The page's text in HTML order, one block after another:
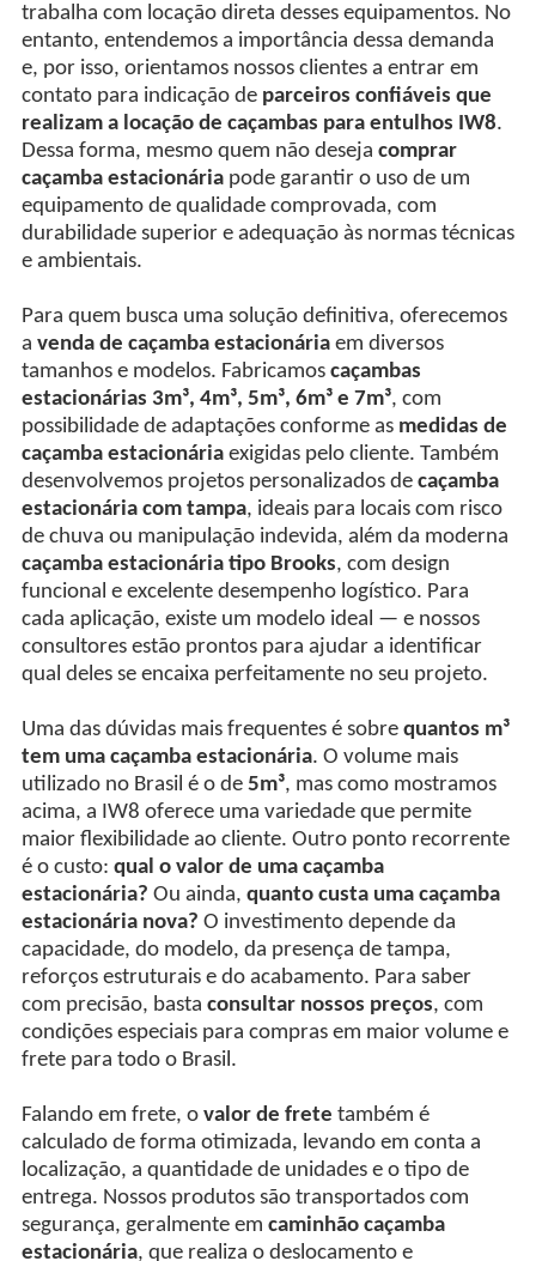
trabalha com locação direta desses equipamentos. No
entanto, entendemos a importância dessa demanda
e, por isso, orientamos nossos clientes a entrar em
contato para indicação de parceiros confiáveis que
realizam a locação de caçambas para entulhos IW8.
Dessa forma, mesmo quem não deseja comprar
caçamba estacionáriapode garantir o uso de um
equipamento de qualidade comprovada, com
durabilidade superior e adequação às normas técnicas
e ambientais.
Para quem busca uma solução definitiva, oferecemos
a venda de caçamba estacionáriaem diversos
tamanhos e modelos. Fabricamos caçambas
estacionárias 3m³, 4m³, 5m³, 6m³ e 7m³, com
possibilidade de adaptações conforme as medidas de
caçamba estacionáriaexigidas pelo cliente. Também
desenvolvemos projetos personalizados de caçamba
estacionária com tampa, ideais para locais com risco
de chuva ou manipulação indevida, além da moderna
caçamba estacionária tipo Brooks, com design
funcional e excelente desempenho logístico. Para
cada aplicação, existe um modelo ideal — e nossos
consultores estão prontos para ajudar a identificar
qual deles se encaixa perfeitamente no seu projeto.
Uma das dúvidas mais frequentes é sobre quantos m³
tem uma caçamba estacionária. O volume mais
utilizado no Brasil é o de 5m³, mas como mostramos
acima, a IW8 oferece uma variedade que permite
maior flexibilidade ao cliente. Outro ponto recorrente
é o custo: qual o valor de uma caçamba
estacionária? Ou ainda, quanto custa uma caçamba
estacionária nova? O investimento depende da
capacidade, do modelo, da presença de tampa,
reforços estruturais e do acabamento. Para saber
com precisão, basta consultar nossos preços, com
condições especiais para compras em maior volume e
frete para todo o Brasil.
Falando em frete, o valor de frete também é
calculado de forma otimizada, levando em conta a
localização, a quantidade de unidades e o tipo de
entrega. Nossos produtos são transportados com
segurança, geralmente em caminhão caçamba
estacionária, que realiza o deslocamento e